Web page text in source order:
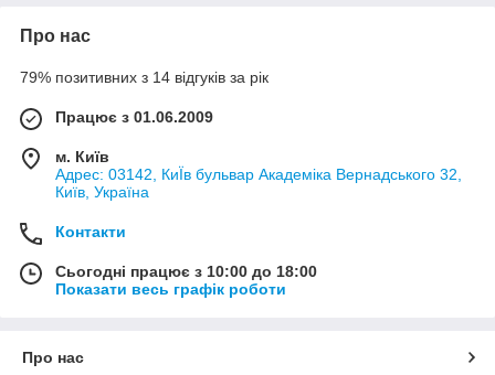
Про нас
79% позитивних з 14 відгуків за рік
Працює з 01.06.2009
м. Київ
Адрес: 03142, КиЇв бульвар Академіка Вернадського 32,
Київ, Україна
Контакти
Сьогодні працює з 10:00 до 18:00
Показати весь графік роботи
Про нас